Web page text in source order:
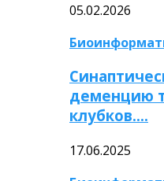
05.02.2026
деменцию
клубков….
17.06.2025